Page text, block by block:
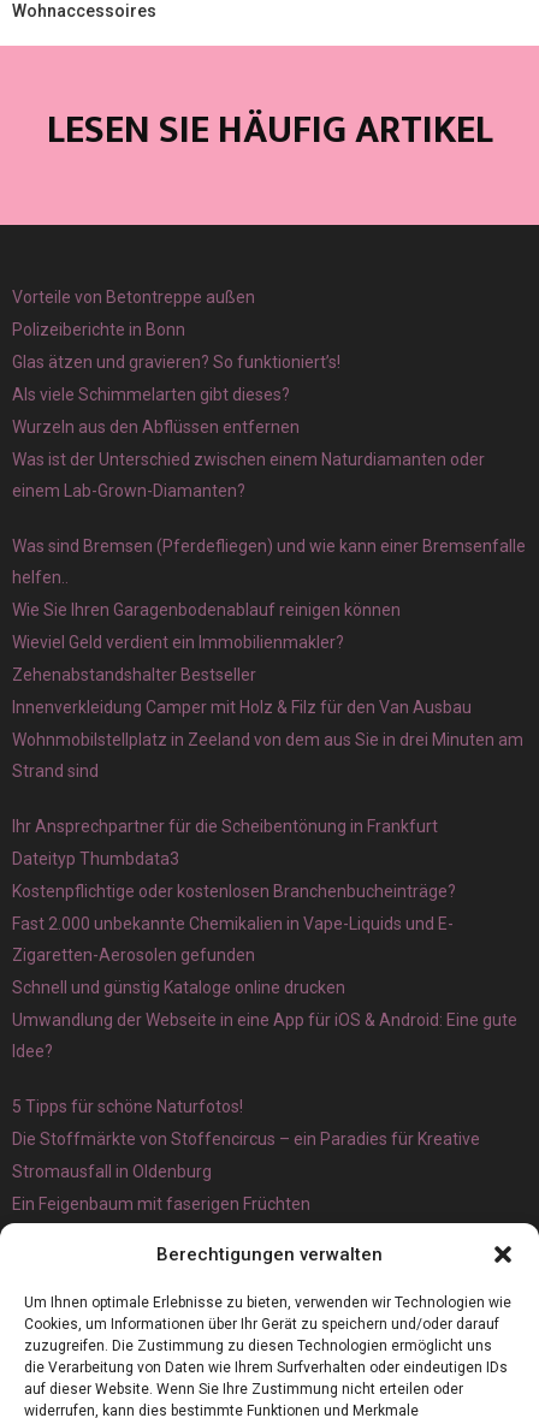
Berechtigungen verwalten
Um Ihnen optimale Erlebnisse zu bieten, verwenden wir Technologien wie
Cookies, um Informationen über Ihr Gerät zu speichern und/oder darauf
zuzugreifen. Die Zustimmung zu diesen Technologien ermöglicht uns
die Verarbeitung von Daten wie Ihrem Surfverhalten oder eindeutigen IDs
auf dieser Website. Wenn Sie Ihre Zustimmung nicht erteilen oder
widerrufen, kann dies bestimmte Funktionen und Merkmale
Wohnaccessoires
LESEN SIE HÄUFIG ARTIKEL
Vorteile von Betontreppe außen
Polizeiberichte in Bonn
Glas ätzen und gravieren? So funktioniert’s!
Als viele Schimmelarten gibt dieses?
Wurzeln aus den Abflüssen entfernen
Was ist der Unterschied zwischen einem Naturdiamanten oder
einem Lab-Grown-Diamanten?
Was sind Bremsen (Pferdefliegen) und wie kann einer Bremsenfalle
helfen..
Wie Sie Ihren Garagenbodenablauf reinigen können
Wieviel Geld verdient ein Immobilienmakler?
Zehenabstandshalter Bestseller
Innenverkleidung Camper mit Holz & Filz für den Van Ausbau
Wohnmobilstellplatz in Zeeland von dem aus Sie in drei Minuten am
Strand sind
Ihr Ansprechpartner für die Scheibentönung in Frankfurt
Dateityp Thumbdata3
Kostenpflichtige oder kostenlosen Branchenbucheinträge?
Fast 2.000 unbekannte Chemikalien in Vape-Liquids und E-
Zigaretten-Aerosolen gefunden
Schnell und günstig Kataloge online drucken
Umwandlung der Webseite in eine App für iOS & Android: Eine gute
Idee?
5 Tipps für schöne Naturfotos!
Die Stoffmärkte von Stoffencircus – ein Paradies für Kreative
Stromausfall in Oldenburg
Ein Feigenbaum mit faserigen Früchten
Magnetangeln